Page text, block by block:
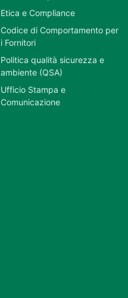
Etica e Compliance
Codice di Comportamento per
i Fornitori
Politica qualità sicurezza e
ambiente (QSA)
Ufficio Stampa e
Comunicazione